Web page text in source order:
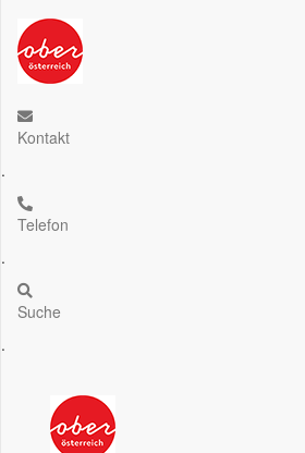
Kontakt
.
Telefon
.
Suche
.